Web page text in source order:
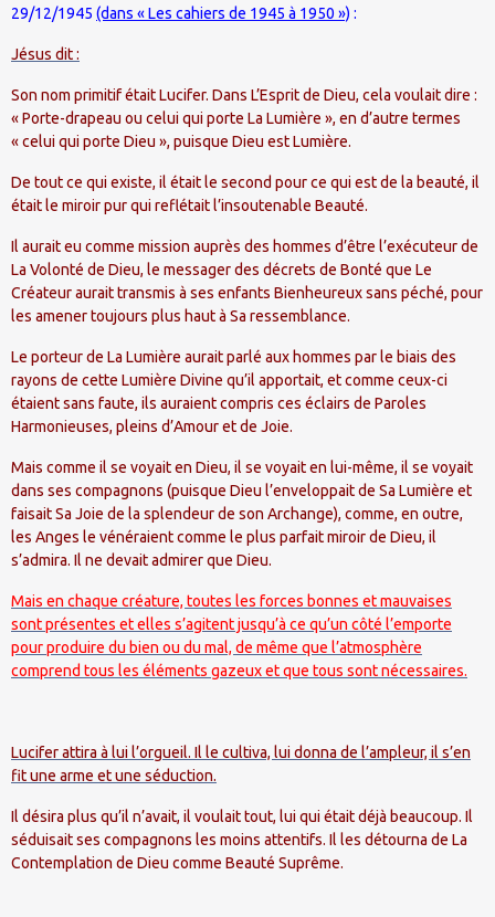
29/12/1945 (dans « Les cahiers de 1945 à 1950 ») :
Jésus dit :
Son nom primitif était Lucifer. Dans L’Esprit de Dieu, cela voulait dire :
« Porte-drapeau ou celui qui porte La Lumière », en d’autre termes
« celui qui porte Dieu », puisque Dieu est Lumière.
De tout ce qui existe, il était le second pour ce qui est de la beauté, il
était le miroir pur qui reflétait l’insoutenable Beauté.
Il aurait eu comme mission auprès des hommes d’être l’exécuteur de
La Volonté de Dieu, le messager des décrets de Bonté que Le
Créateur aurait transmis à ses enfants Bienheureux sans péché, pour
les amener toujours plus haut à Sa ressemblance.
Le porteur de La Lumière aurait parlé aux hommes par le biais des
rayons de cette Lumière Divine qu’il apportait, et comme ceux-ci
étaient sans faute, ils auraient compris ces éclairs de Paroles
Harmonieuses, pleins d’Amour et de Joie.
Mais comme il se voyait en Dieu, il se voyait en lui-même, il se voyait
dans ses compagnons (puisque Dieu l’enveloppait de Sa Lumière et
faisait Sa Joie de la splendeur de son Archange), comme, en outre,
les Anges le vénéraient comme le plus parfait miroir de Dieu, il
s’admira. Il ne devait admirer que Dieu.
Mais en chaque créature, toutes les forces bonnes et mauvaises
sont présentes et elles s’agitent jusqu’à ce qu’un côté l’emporte
pour produire du bien ou du mal, de même que l’atmosphère
comprend tous les éléments gazeux et que tous sont nécessaires.
Lucifer attira à lui l’orgueil. Il le cultiva, lui donna de l’ampleur, il s’en
fit une arme et une séduction.
Il désira plus qu’il n’avait, il voulait tout, lui qui était déjà beaucoup. Il
séduisait ses compagnons les moins attentifs. Il les détourna de La
Contemplation de Dieu comme Beauté Suprême.